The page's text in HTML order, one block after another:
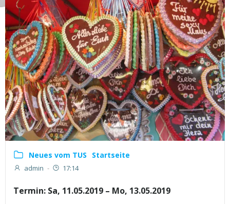
Neues vom TUS Startseite
admin - 17:14
Termin: Sa, 11.05.2019 – Mo, 13.05.2019